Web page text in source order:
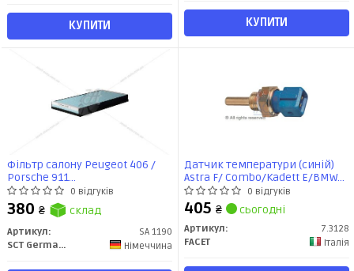
КУПИТИ КУПИТИ
Фільтр салону Peugeot 406 /
Porsche 911
(антибактеріальний) (SA1190)
SCT
0 відгуків
380 ₴ склад
Артикул:
SA 1190
SCT Germany
Німеччина
Датчик температури (синій)
Astra F/ Combo/Kadett E/BMW
(E36, E34) 1.1-3.5 82-16 (7.3128)
Facet
0 відгуків
405 ₴ сьогодні
Артикул:
7.3128
FACET
Італія